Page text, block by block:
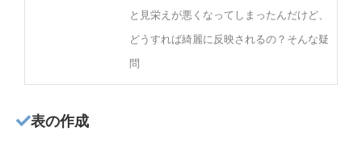
と見栄えが悪くなってしまったんだけど、
どうすれば綺麗に反映されるの？そんな疑
問
表の作成